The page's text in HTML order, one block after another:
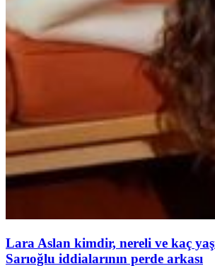
Lara Aslan kimdir, nereli ve kaç
Sarıoğlu iddialarının perde arkası